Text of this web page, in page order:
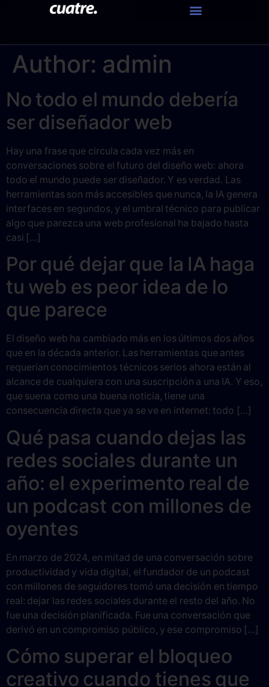
Author: admin
No todo el mundo debería
ser diseñador web
Hay una frase que circula cada vez más en
conversaciones sobre el futuro del diseño web: ahora
todo el mundo puede ser diseñador. Y es verdad. Las
herramientas son más accesibles que nunca, la IA genera
interfaces en segundos, y el umbral técnico para publicar
algo que parezca una web profesional ha bajado hasta
casi […]
Por qué dejar que la IA haga
tu web es peor idea de lo
que parece
El diseño web ha cambiado más en los últimos dos años
que en la década anterior. Las herramientas que antes
requerían conocimientos técnicos serios ahora están al
alcance de cualquiera con una suscripción a una IA. Y eso,
que suena como una buena noticia, tiene una
consecuencia directa que ya se ve en internet: todo […]
Qué pasa cuando dejas las
redes sociales durante un
año: el experimento real de
un podcast con millones de
oyentes
En marzo de 2024, en mitad de una conversación sobre
productividad y vida digital, el fundador de un podcast
con millones de seguidores tomó una decisión en tiempo
real: dejar las redes sociales durante el resto del año. No
fue una decisión planificada. Fue una conversación que
derivó en un compromiso público, y ese compromiso […]
Cómo superar el bloqueo
creativo cuando tienes que